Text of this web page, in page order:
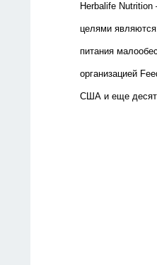
Herbalife
целями
питания
организацией
США и еще